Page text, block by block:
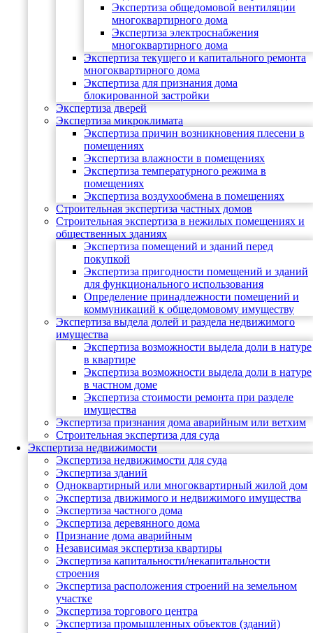
Экспертиза общедомовой вентиляции
многоквартирного дома
Экспертиза электроснабжения
многоквартирного дома
Экспертиза текущего и капитального ремонта
многоквартирного дома
Экспертиза для признания дома
блокированной застройки
Экспертиза дверей
Экспертиза микроклимата
Экспертиза причин возникновения плесени в
помещениях
Экспертиза влажности в помещениях
Экспертиза температурного режима в
помещениях
Экспертиза воздухообмена в помещениях
Строительная экспертиза частных домов
Строительная экспертиза в нежилых помещениях и
общественных зданиях
Экспертиза помещений и зданий перед
покупкой
Экспертиза пригодности помещений и зданий
для функционального использования
Определение принадлежности помещений и
коммуникаций к общедомовому имуществу
Экспертиза выдела долей и раздела недвижимого
имущества
Экспертиза возможности выдела доли в натуре
в квартире
Экспертиза возможности выдела доли в натуре
в частном доме
Экспертиза стоимости ремонта при разделе
имущества
Экспертиза признания дома аварийным или ветхим
Строительная экспертиза для суда
Экспертиза недвижимости
Экспертиза недвижимости для суда
Экспертиза зданий
Одноквартирный или многоквартирный жилой дом
Экспертиза движимого и недвижимого имущества
Экспертиза частного дома
Экспертиза деревянного дома
Признание дома аварийным
Независимая экспертиза квартиры
Экспертиза капитальности/некапитальности
строения
Экспертиза расположения строений на земельном
участке
Экспертиза торгового центра
Экспертиза промышленных объектов (зданий)